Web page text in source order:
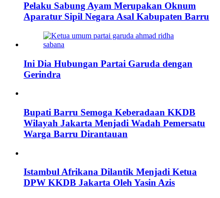
Pelaku Sabung Ayam Merupakan Oknum
Aparatur Sipil Negara Asal Kabupaten Barru
Ini Dia Hubungan Partai Garuda dengan
Gerindra
Bupati Barru Semoga Keberadaan KKDB
Wilayah Jakarta Menjadi Wadah Pemersatu
Warga Barru Dirantauan
Istambul Afrikana Dilantik Menjadi Ketua
DPW KKDB Jakarta Oleh Yasin Azis